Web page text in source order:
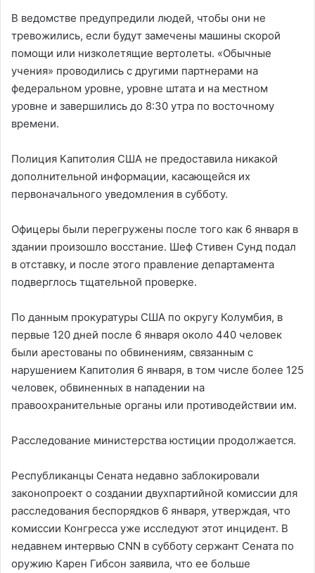
В ведомстве предупредили людей, чтобы они не
тревожились, если будут замечены машины скорой
помощи или низколетящие вертолеты. «Обычные
учения» проводились с другими партнерами на
федеральном уровне, уровне штата и на местном
уровне и завершились до 8:30 утра по восточному
времени.
Полиция Капитолия США не предоставила никакой
дополнительной информации, касающейся их
первоначального уведомления в субботу.
Офицеры были перегружены после того как 6 января в
здании произошло восстание. Шеф Стивен Сунд подал
в отставку, и после этого правление департамента
подверглось тщательной проверке.
По данным прокуратуры США по округу Колумбия, в
первые 120 дней после 6 января около 440 человек
были арестованы по обвинениям, связанным с
нарушением Капитолия 6 января, в том числе более 125
человек, обвиненных в нападении на
правоохранительные органы или противодействии им.
Расследование министерства юстиции продолжается.
Республиканцы Сената недавно заблокировали
законопроект о создании двухпартийной комиссии для
расследования беспорядков 6 января, утверждая, что
комиссии Конгресса уже исследуют этот инцидент. В
недавнем интервью CNN в субботу сержант Сената по
оружию Карен Гибсон заявила, что ее больше